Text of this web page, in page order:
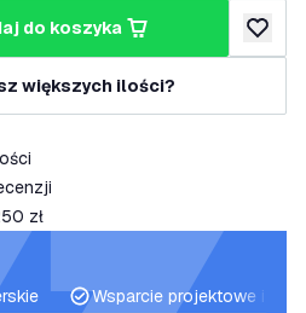
do koszyka
dodaj
większych ilości?
zł
Wsparcie projektowe i